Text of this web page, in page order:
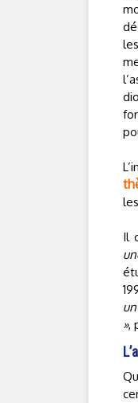
Il
»,